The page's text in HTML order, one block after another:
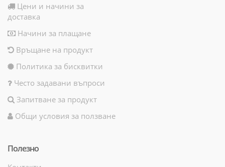
Цени и начини за
доставка
Начини за плащане
Връщане на продукт
Политика за бисквитки
Често задавани въпроси
Запитване за продукт
Общи условия за ползване
Полезно